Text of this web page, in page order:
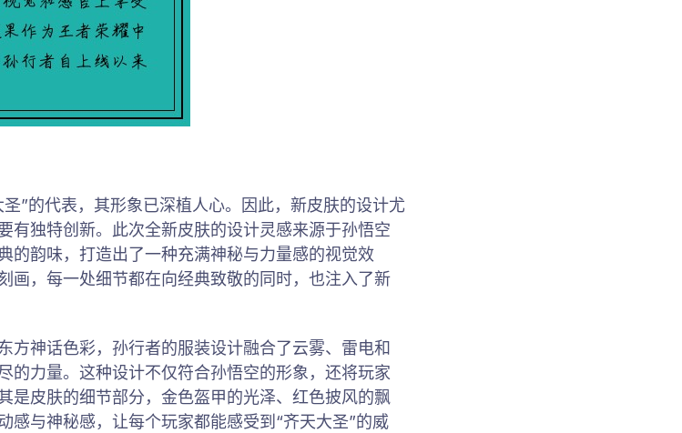
”的代表，其形象已深植人心。因此，新皮肤的设计尤
有独特创新。此次全新皮肤的设计灵感来源于孙悟空
的韵味，打造出了一种充满神秘与力量感的视觉效
画，每一处细节都在向经典致敬的同时，也注入了新
方神话色彩，孙行者的服装设计融合了云雾、雷电和
的力量。这种设计不仅符合孙悟空的形象，还将玩家
是皮肤的细节部分，金色盔甲的光泽、红色披风的飘
感与神秘感，让每个玩家都能感受到“齐天大圣”的威